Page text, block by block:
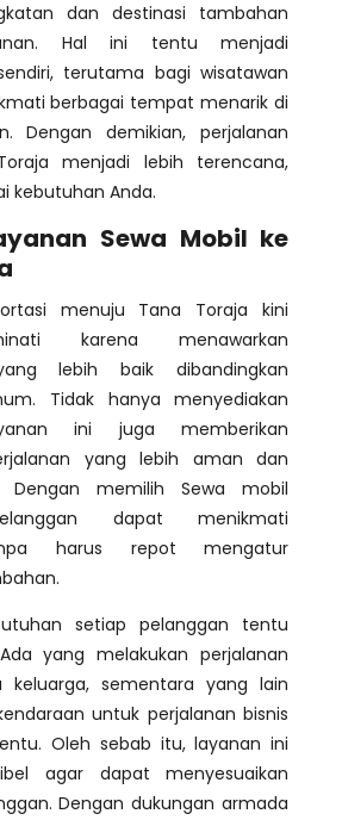
dan destinasi tambahan
Hal ini tentu menjadi
terutama bagi wisatawan
berbagai tempat menarik di
Dengan demikian, perjalanan
menjadi lebih terencana,
kebutuhan Anda.
Sewa Mobil ke
menuju Tana Toraja kini
karena menawarkan
lebih baik dibandingkan
Tidak hanya menyediakan
ini juga memberikan
yang lebih aman dan
Dengan memilih Sewa mobil
dapat menikmati
harus repot mengatur
setiap pelanggan tentu
yang melakukan perjalanan
keluarga, sementara yang lain
untuk perjalanan bisnis
Oleh sebab itu, layanan ini
agar dapat menyesuaikan
Dengan dukungan armada